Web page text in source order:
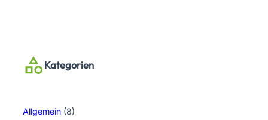
Kategorien
Allgemein (8)